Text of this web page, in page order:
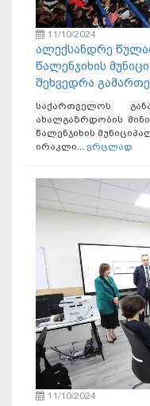
11/10/2024
ალექსანდრე
წალენჯიხის
შეხვედრა
საქართველოს
ახალგაზრდობის
წალენჯიხის
ირაკლი... ვრცლად
11/10/2024